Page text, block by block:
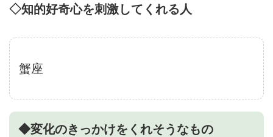
◇知的好奇心を刺激してくれる人
蟹座
◆変化のきっかけをくれそうなもの